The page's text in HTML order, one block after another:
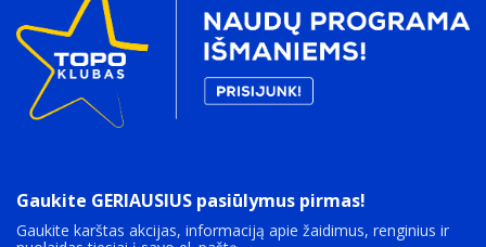
Gaukite GERIAUSIUS pasiūlymus pirmas!
Gaukite karštas akcijas, informaciją apie žaidimus, renginius ir